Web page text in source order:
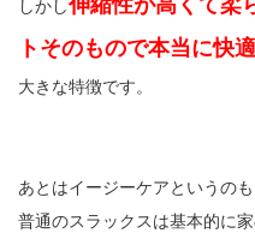
しかし
トそのもので本当に快適
大きな特徴です。
あとはイージーケアというのも
普通のスラックスは基本的に